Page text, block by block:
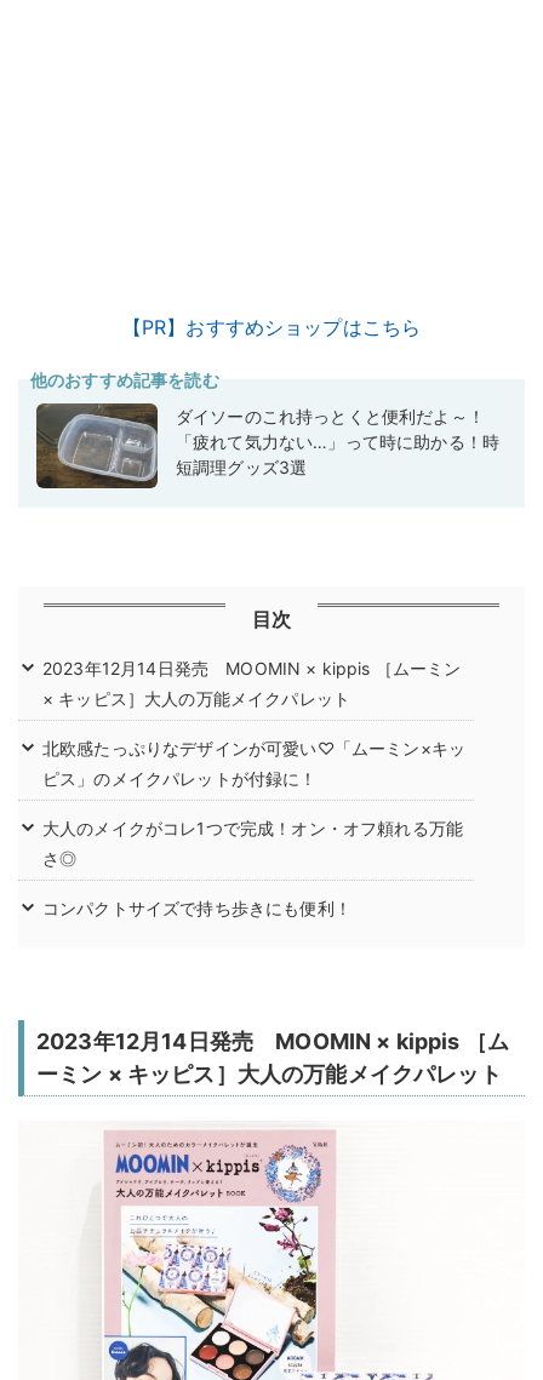
【PR】おすすめショップはこちら
他のおすすめ記事を読む
ダイソーのこれ持っとくと便利だよ～！
「疲れて気力ない…」って時に助かる！時
短調理グッズ3選
目次
2023年12月14日発売 MOOMIN × kippis ［ムーミン
× キッピス］大人の万能メイクパレット
北欧感たっぷりなデザインが可愛い♡「ムーミン×キッ
ピス」のメイクパレットが付録に！
大人のメイクがコレ1つで完成！オン・オフ頼れる万能
さ◎
コンパクトサイズで持ち歩きにも便利！
2023年12月14日発売 MOOMIN × kippis ［ム
ーミン × キッピス］大人の万能メイクパレット